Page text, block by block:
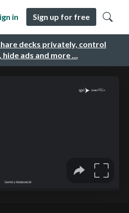
decks privately, control
hide ads and more …
in Sign up for free